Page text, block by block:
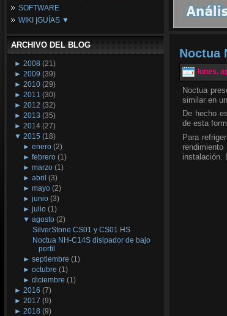
Refrigeración
Tarjetas Gráficas
Redes
Configuraciones Ordenadores
Guías de Compras
SOFTWARE
WIKI |GUÍAS ▼
Wikipedia
ARCHIVO DEL BLOG
► 2008 (21)
► 2009 (39)
► 2010 (29)
► 2011 (30)
► 2012 (32)
► 2013 (35)
► 2014 (27)
▼ 2015 (18)
►enero (2)
►febrero (1)
►marzo (1)
►abril (3)
►mayo (2)
►junio (3)
►julio (1)
▼agosto (2)
SilverStone CS01 y CS01 HS
Noctua NH-C14S disipador de bajo
perfil
►septiembre (1)
►octubre (1)
►diciembre (1)
► 2016 (7)
► 2017 (9)
► 2018 (9)
Noctua
lunes,
Noctua
similar en
De hecho
de esta
Para
instalación.